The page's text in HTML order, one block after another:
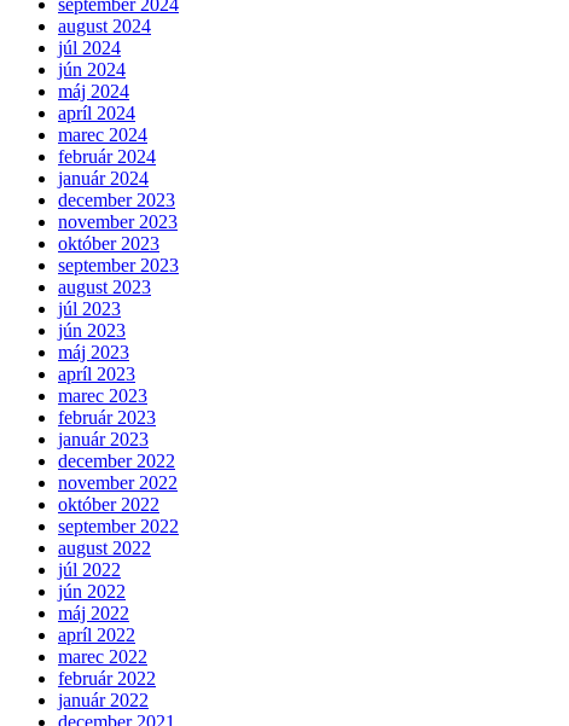
august 2024
júl 2024
jún 2024
máj 2024
apríl 2024
marec 2024
február 2024
január 2024
december 2023
november 2023
október 2023
september 2023
august 2023
júl 2023
jún 2023
máj 2023
apríl 2023
marec 2023
február 2023
január 2023
december 2022
november 2022
október 2022
september 2022
august 2022
júl 2022
jún 2022
máj 2022
apríl 2022
marec 2022
február 2022
január 2022
december 2021